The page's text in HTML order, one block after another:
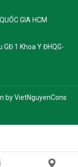
GIA HCM
1 Khoa Y ĐHQG-
byVietNguyenCons